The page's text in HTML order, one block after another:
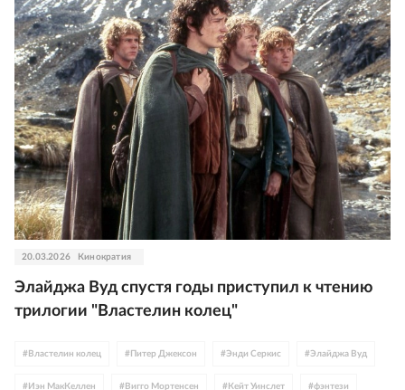
20.03.2026 Кинократия
Элайджа Вуд спустя годы приступил к чтению
трилогии "Властелин колец"
# Властелин колец # Питер Джексон #Энди Серкис #Элайджа Вуд
# Иэн МакКеллен # Вигго Мортенсен # Кейт Уинслет #фэнтези